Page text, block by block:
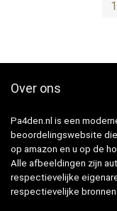
1
Over ons
Pa4den.nl is een
beoordelingswebsite
op amazon en u op de
Alle afbeeldingen zijn
respectievelijke
respectievelijke bronnen.